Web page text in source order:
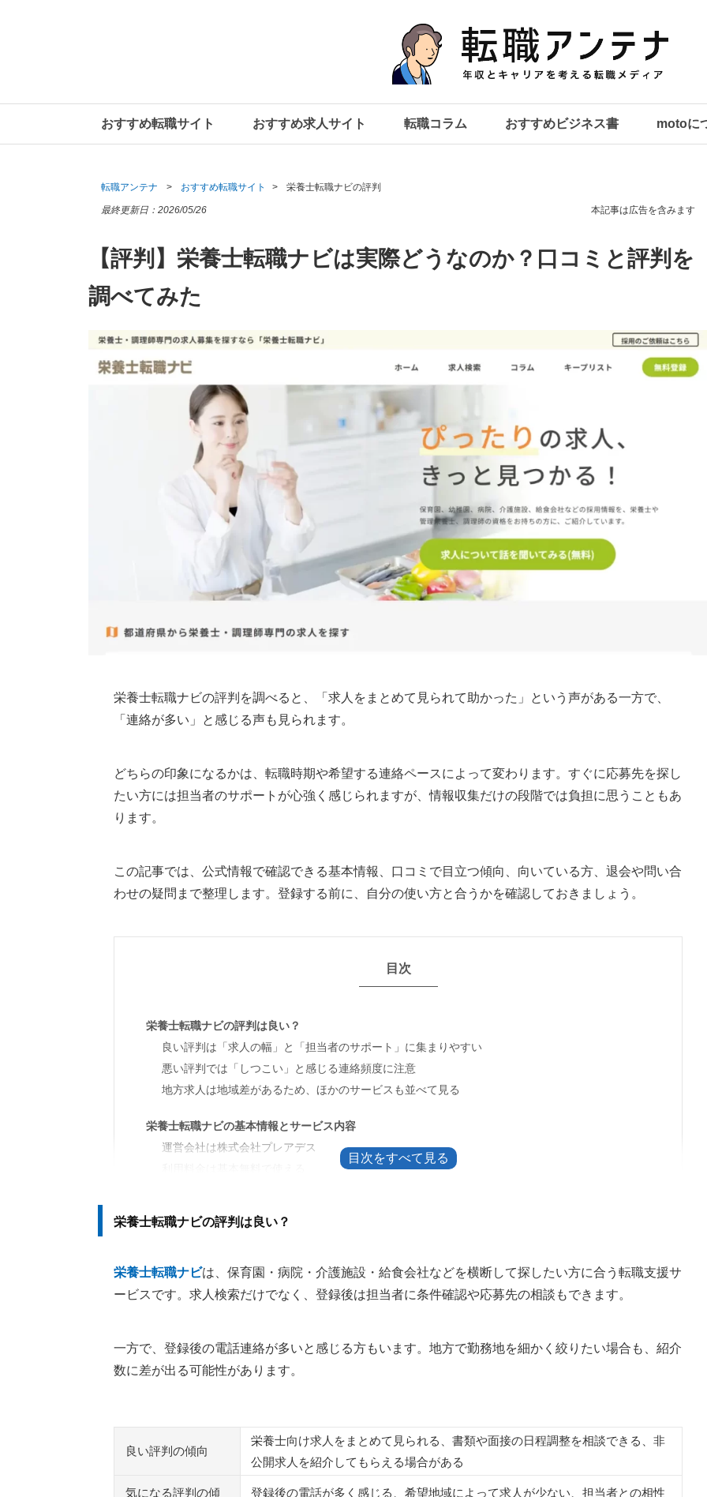
おすすめ転職サイト おすすめ求人サイト 転職コラム おすすめビジネス書 motoに
転職アンテナ おすすめ転職サイト 栄養士転職ナビの評判
本記事は広告を含みます
最終更新日： 2026/05/26
【評判】栄養士転職ナビは実際どうなのか？口コミと評判を
調べてみた
栄養士転職ナビの評判を調べると、「求人をまとめて見られて助かった」という声がある一方で、
「連絡が多い」と感じる声も見られます。
どちらの印象になるかは、転職時期や希望する連絡ペースによって変わります。すぐに応募先を探し
たい方には担当者のサポートが心強く感じられますが、情報収集だけの段階では負担に思うこともあ
ります。
この記事では、公式情報で確認できる基本情報、口コミで目立つ傾向、向いている方、退会や問い合
わせの疑問まで整理します。登録する前に、自分の使い方と合うかを確認しておきましょう。
目次
栄養士転職ナビの評判は良い？
良い評判は「求人の幅」と「担当者のサポート」に集まりやすい
悪い評判では「しつこい」と感じる連絡頻度に注意
地方求人は地域差があるため、ほかのサービスも並べて見る
栄養士転職ナビの基本情報とサービス内容
運営会社は株式会社プレアデス
栄養士転職ナビが向いている方・合わない方
求人を見る前に譲れない条件を決めておく
退会・問い合わせ・ログインでよくある疑問
退会したいときは担当者か公式窓口に伝える
栄養士転職ナビだけで決めず、比較してから応募先を選ぶ
しんぷる栄養士
栄養士転職ナビの評判は良い？
栄養士転職ナビは、保育園・病院・介護施設・給食会社などを横断して探したい方に合う転職支援サ
ービスです。求人検索だけでなく、登録後は担当者に条件確認や応募先の相談もできます。
一方で、登録後の電話連絡が多いと感じる方もいます。地方で勤務地を細かく絞りたい場合も、紹介
数に差が出る可能性があります。
良い評判の傾向
栄養士向け求人をまとめて見られる、書類や面接の日程調整を相談できる、非
公開求人を紹介してもらえる場合がある
気になる評判の傾
登録後の電話が多く感じる、希望地域によって求人が少ない、担当者との相性